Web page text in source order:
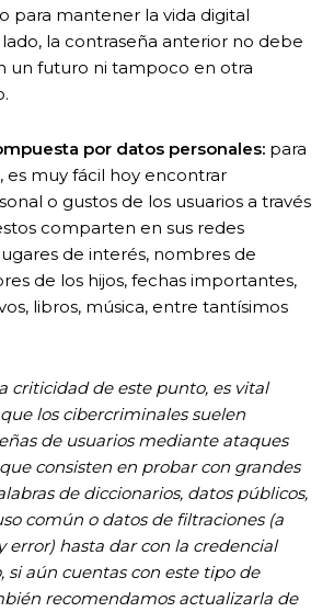
para mantener la vida digital
la contraseña anterior no debe
un futuro ni tampoco en otra
por datos personales: para
es muy fácil hoy encontrar
o gustos de los usuarios a través
comparten en sus redes
de interés, nombres de
de los hijos, fechas importantes,
libros, música, entre tantísimos
criticidad de este punto, es vital
los cibercriminales suelen
de usuarios mediante ataques
consisten en probar con grandes
de diccionarios, datos públicos,
común o datos de filtraciones (a
error) hasta dar con la credencial
si aún cuentas con este tipo de
recomendamos actualizarla de